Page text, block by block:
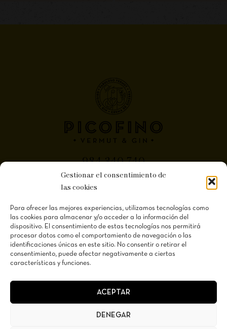
Gestionar el consentimiento de
las cookies
Para ofrecer las mejores experiencias, utilizamos tecnologías como
las cookies para almacenar y/o acceder a la información del
dispositivo. El consentimiento de estas tecnologías nos permitirá
procesar datos como el comportamiento de navegación o las
identificaciones únicas en este sitio. No consentir o retirar el
consentimiento, puede afectar negativamente a ciertas
características y funciones.
ACEPTAR
DENEGAR
984 340 740
Polígono Proni. Calle A.Nave 59 33199 Meres
(Siero) Asturias
Aviso Legal
Condiciones de Contratación